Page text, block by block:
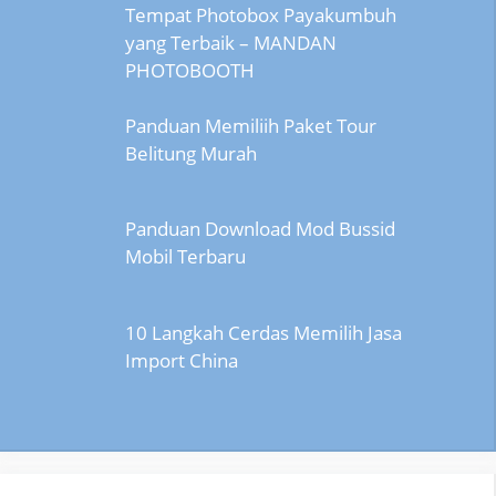
Tempat Photobox Payakumbuh
yang Terbaik – MANDAN
PHOTOBOOTH
Panduan Memiliih Paket Tour
Belitung Murah
Panduan Download Mod Bussid
Mobil Terbaru
10 Langkah Cerdas Memilih Jasa
Import China